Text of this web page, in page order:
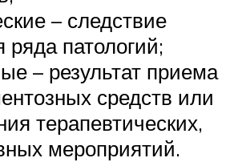
– следствие
ряда патологий;
– результат приема
средств или
терапевтических,
мероприятий.